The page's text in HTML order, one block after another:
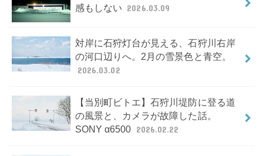
感もしない 2026.03.09
対岸に石狩灯台が見える、石狩川右岸
の河口辺りへ。2月の雪景色と青空。
2026.03.02
【当別町ビトエ】石狩川堤防に登る道
の風景と、カメラが故障した話。
SONY α6500 2026.02.22